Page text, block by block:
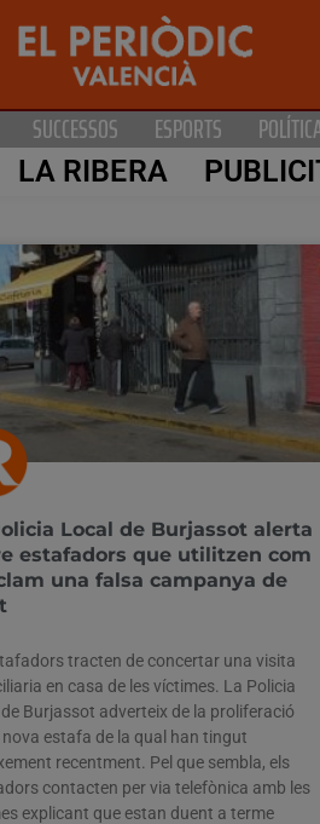
SUCCESSOS ESPORTS
LA RIBERA
Local de Burjassot alerta
estafadors que utilitzen com
una falsa campanya de
tracten de concertar una visita
en casa de les víctimes. La Policia
Burjassot adverteix de la proliferació
nova estafa de la qual han tingut
recentment. Pel que sembla, els
contacten per via telefònica amb les
explicant que estan duent a terme